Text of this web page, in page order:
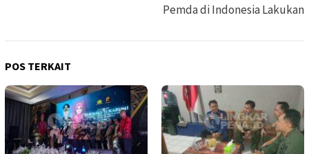
Pemda di Indonesia Lakukan
POS TERKAIT